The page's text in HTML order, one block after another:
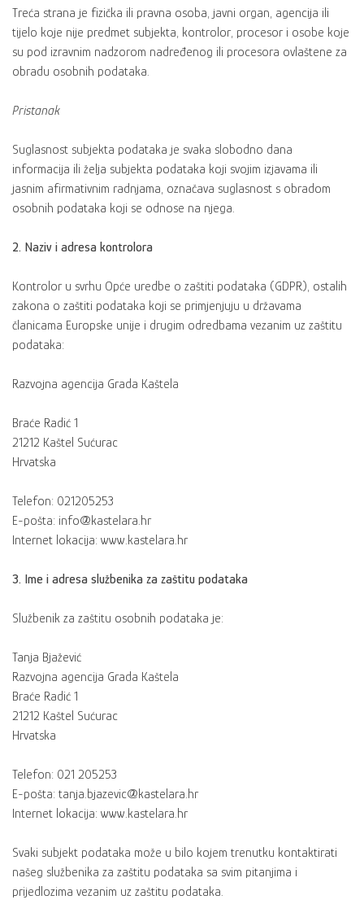
Treća strana je fizička ili pravna osoba, javni organ, agencija ili
tijelo koje nije predmet subjekta, kontrolor, procesor i osobe koje
su pod izravnim nadzorom nadređenog ili procesora ovlaštene za
obradu osobnih podataka.
Pristanak
Suglasnost subjekta podataka je svaka slobodno dana
informacija ili želja subjekta podataka koji svojim izjavama ili
jasnim afirmativnim radnjama, označava suglasnost s obradom
osobnih podataka koji se odnose na njega.
2. Naziv i adresa kontrolora
Kontrolor u svrhu Opće uredbe o zaštiti podataka (GDPR), ostalih
zakona o zaštiti podataka koji se primjenjuju u državama
članicama Europske unije i drugim odredbama vezanim uz zaštitu
podataka:
Razvojna agencija Grada Kaštela
Braće Radić 1
21212 Kaštel Sućurac
Hrvatska
Telefon: 021205253
E-pošta: info@kastelara.hr
Internet lokacija: www.kastelara.hr
3. Ime i adresa službenika za zaštitu podataka
Službenik za zaštitu osobnih podataka je:
Tanja Bjažević
Razvojna agencija Grada Kaštela
Braće Radić 1
21212 Kaštel Sućurac
Hrvatska
Telefon: 021 205253
E-pošta: tanja.bjazevic@kastelara.hr
Internet lokacija: www.kastelara.hr
Svaki subjekt podataka može u bilo kojem trenutku kontaktirati
našeg službenika za zaštitu podataka sa svim pitanjima i
prijedlozima vezanim uz zaštitu podataka.